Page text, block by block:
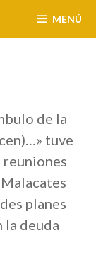
MENÚ
de la
tuve
reuniones
planes
la deuda